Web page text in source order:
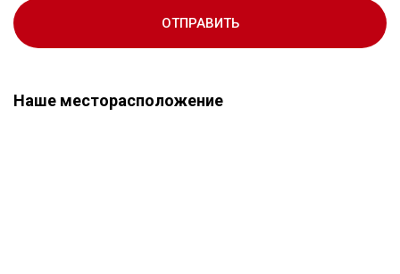
ОТПРАВИТЬ
Наше месторасположение